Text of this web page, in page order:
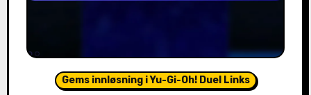
Gems innløsning i Yu-Gi-Oh! Duel Links